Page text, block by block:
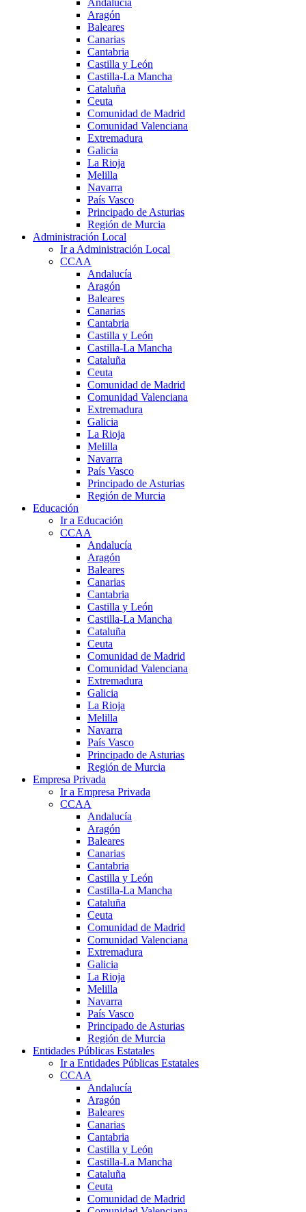
Aragón
Baleares
Canarias
Cantabria
Castilla y León
Castilla-La Mancha
Cataluña
Ceuta
Comunidad de Madrid
Comunidad Valenciana
Extremadura
Galicia
La Rioja
Melilla
Navarra
País Vasco
Principado de Asturias
Región de Murcia
Administración Local
Ir a Administración Local
CCAA
Andalucía
Aragón
Baleares
Canarias
Cantabria
Castilla y León
Castilla-La Mancha
Cataluña
Ceuta
Comunidad de Madrid
Comunidad Valenciana
Extremadura
Galicia
La Rioja
Melilla
Navarra
País Vasco
Principado de Asturias
Región de Murcia
Educación
Ir a Educación
CCAA
Andalucía
Aragón
Baleares
Canarias
Cantabria
Castilla y León
Castilla-La Mancha
Cataluña
Ceuta
Comunidad de Madrid
Comunidad Valenciana
Extremadura
Galicia
La Rioja
Melilla
Navarra
País Vasco
Principado de Asturias
Región de Murcia
Empresa Privada
Ir a Empresa Privada
CCAA
Andalucía
Aragón
Baleares
Canarias
Cantabria
Castilla y León
Castilla-La Mancha
Cataluña
Ceuta
Comunidad de Madrid
Comunidad Valenciana
Extremadura
Galicia
La Rioja
Melilla
Navarra
País Vasco
Principado de Asturias
Región de Murcia
Entidades Públicas Estatales
Ir a Entidades Públicas Estatales
CCAA
Andalucía
Aragón
Baleares
Canarias
Cantabria
Castilla y León
Castilla-La Mancha
Cataluña
Ceuta
Comunidad de Madrid